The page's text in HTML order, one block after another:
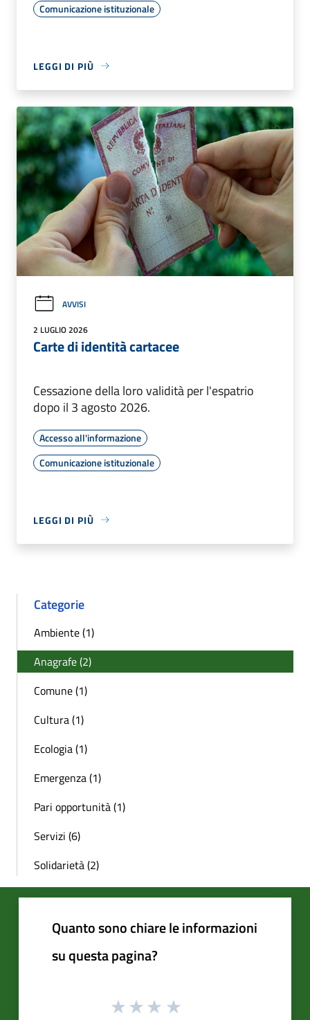
Comunicazione istituzionale
LEGGI DI PIÙ
AVVISI
2 LUGLIO 2026
Carte di identità cartacee
Cessazione della loro validità per l'espatrio
dopo il 3 agosto 2026.
Accesso all'informazione
Comunicazione istituzionale
LEGGI DI PIÙ
Categorie
Ambiente (1)
Anagrafe (2)
Comune (1)
Cultura (1)
Ecologia (1)
Emergenza (1)
Pari opportunità (1)
Servizi (6)
Solidarietà (2)
Quanto sono chiare le informazioni
su questa pagina?